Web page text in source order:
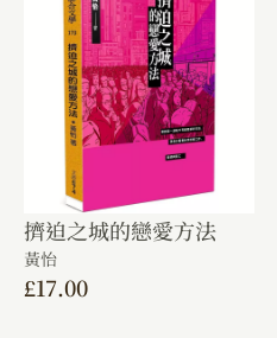
擠迫之城的戀愛方法
黃怡
£17.00